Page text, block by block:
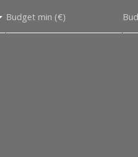
Budget min (€)